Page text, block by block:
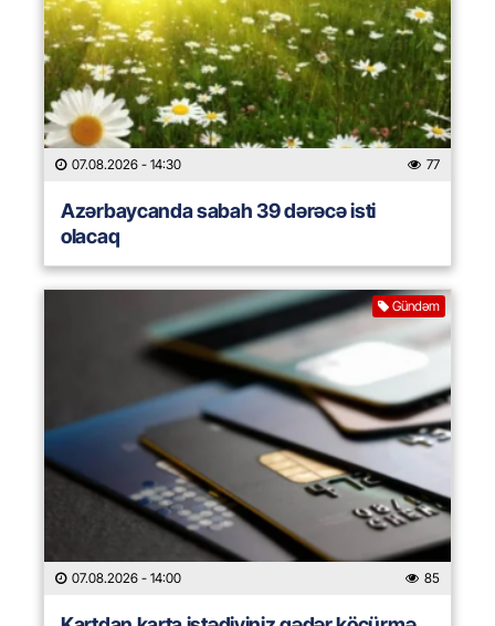
07.08.2026 - 14:30 77
Azərbaycanda sabah 39 dərəcə isti
olacaq
Gündəm
07.08.2026 - 14:00 85